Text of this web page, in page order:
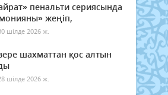
пенальти сериясында
жеңіп,
шілде 2026 ж.
шахматтан қос алтын
шілде 2026 ж.